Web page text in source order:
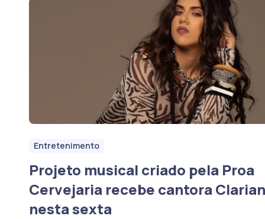
Entretenimento
Projeto musical criado pela Proa
Cervejaria recebe cantora
nesta sexta